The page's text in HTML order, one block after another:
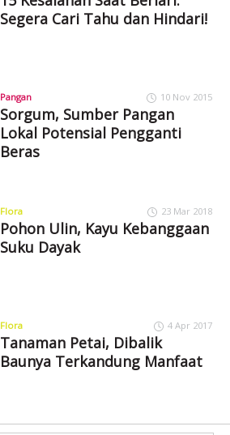
Segera Cari Tahu dan Hindari!
Pangan 10 Nov 2015
Sorgum, Sumber Pangan
Lokal Potensial Pengganti
Beras
Flora 23 Mar 2018
Pohon Ulin, Kayu Kebanggaan
Suku Dayak
Flora 4 Apr 2017
Tanaman Petai, Dibalik
Baunya Terkandung Manfaat